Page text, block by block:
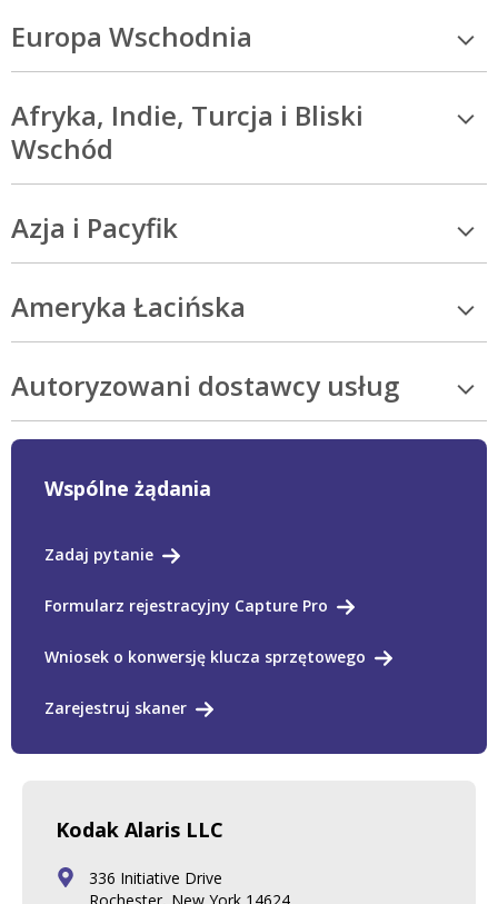
Europa Wschodnia
Afryka, Indie, Turcja i Bliski
Wschód
Azja i Pacyfik
Ameryka Łacińska
Autoryzowani dostawcy usług
Wspólne żądania
Zadaj pytanie
Formularz rejestracyjny Capture Pro
Wniosek o konwersję klucza sprzętowego
Zarejestruj skaner
Kodak Alaris LLC
336 Initiative Drive